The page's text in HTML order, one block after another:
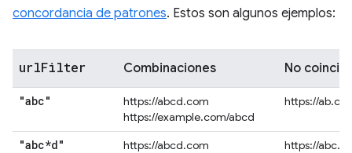
concordancia de patrones. Estos son algunos ejemplos:
urlFilter Combinaciones No
"abc"
https://abcd.com
https://example.com/abcd
https://
"abc*d"
https://abcd.com
https://